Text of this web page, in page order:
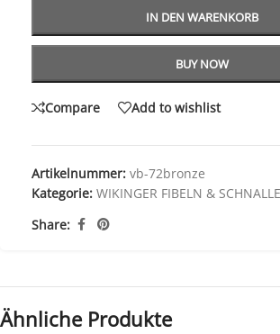
IN DEN WARENKORB
BUY NOW
Compare Add to wishlist
Artikelnummer: vb-72bronze
Kategorie: WIKINGER FIBELN &
Share:
Ähnliche Produkte